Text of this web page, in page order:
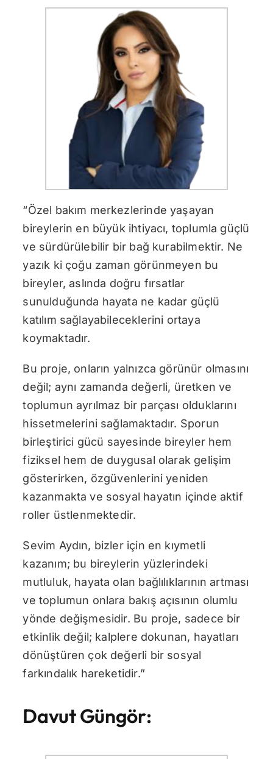
“Özel bakım merkezlerinde yaşayan
bireylerin en büyük ihtiyacı, toplumla güçlü
ve sürdürülebilir bir bağ kurabilmektir. Ne
yazık ki çoğu zaman görünmeyen bu
bireyler, aslında doğru fırsatlar
sunulduğunda hayata ne kadar güçlü
katılım sağlayabileceklerini ortaya
koymaktadır.
Bu proje, onların yalnızca görünür olmasını
değil; aynı zamanda değerli, üretken ve
toplumun ayrılmaz bir parçası olduklarını
hissetmelerini sağlamaktadır. Sporun
birleştirici gücü sayesinde bireyler hem
fiziksel hem de duygusal olarak gelişim
gösterirken, özgüvenlerini yeniden
kazanmakta ve sosyal hayatın içinde aktif
roller üstlenmektedir.
Sevim Aydın, bizler için en kıymetli
kazanım; bu bireylerin yüzlerindeki
mutluluk, hayata olan bağlılıklarının artması
ve toplumun onlara bakış açısının olumlu
yönde değişmesidir. Bu proje, sadece bir
etkinlik değil; kalplere dokunan, hayatları
dönüştüren çok değerli bir sosyal
farkındalık hareketidir.”
Davut Güngör: